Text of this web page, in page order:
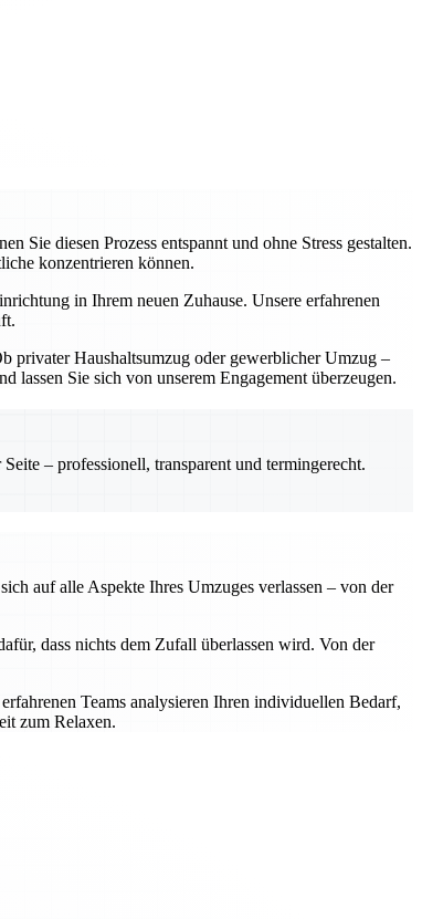
Sie diesen Prozess entspannt und ohne Stress gestalten.
konzentrieren können.
in Ihrem neuen Zuhause. Unsere erfahrenen
privater Haushaltsumzug oder gewerblicher Umzug –
lassen Sie sich von unserem Engagement überzeugen.
– professionell, transparent und termingerecht.
auf alle Aspekte Ihres Umzuges verlassen – von der
dass nichts dem Zufall überlassen wird. Von der
Teams analysieren Ihren individuellen Bedarf,
zum Relaxen.